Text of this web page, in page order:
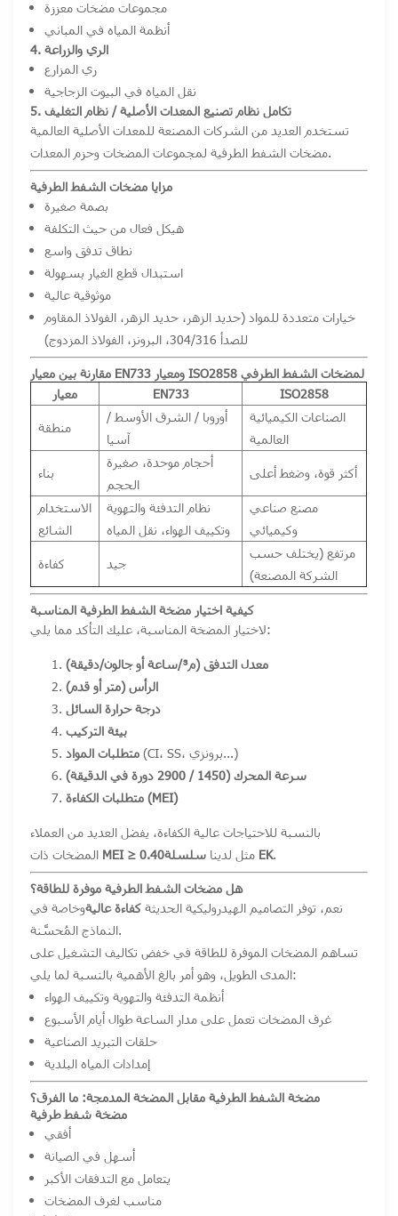
مجموعات مضخات معززة
أنظمة المياه في المباني
4. الري والزراعة
ري المزارع
نقل المياه في البيوت الزجاجية
5. تكامل نظام تصنيع المعدات الأصلية / نظام التغليف
تستخدم العديد من الشركات المصنعة للمعدات الأصلية العالمية
مضخات الشفط الطرفية لمجموعات المضخات وحزم المعدات.
مزايا مضخات الشفط الطرفية
بصمة صغيرة
هيكل فعال من حيث التكلفة
نطاق تدفق واسع
استبدال قطع الغيار بسهولة
موثوقية عالية
خيارات متعددة للمواد (حديد الزهر، حديد الزهر، الفولاذ المقاوم
للصدأ 304/316، البرونز، الفولاذ المزدوج)
مقارنة بين معيار EN733 ومعيار ISO2858 لمضخات الشفط الطرفي
معيار
EN733
ISO2858
منطقة
أوروبا / الشرق الأوسط /
آسيا
الصناعات الكيميائية
العالمية
بناء
أحجام موحدة، صغيرة
الحجم
أكثر قوة، وضغط أعلى
الاستخدام
الشائع
نظام التدفئة والتهوية
وتكييف الهواء، نقل المياه
مصنع صناعي
وكيميائي
كفاءة
جيد
مرتفع (يختلف حسب
الشركة المصنعة)
كيفية اختيار مضخة الشفط الطرفية المناسبة
لاختيار المضخة المناسبة، عليك التأكد مما يلي:
معدل التدفق (م³/ساعة أو جالون/دقيقة)
الرأس (متر أو قدم)
درجة حرارة السائل
بيئة التركيب
متطلبات المواد
(CI، SS، برونزي...)
سرعة المحرك (1450 / 2900 دورة في الدقيقة)
متطلبات الكفاءة (MEI)
بالنسبة للاحتياجات عالية الكفاءة، يفضل العديد من العملاء
MEI ≥ 0.40 مثل لدينا سلسلة EK.
هل مضخات الشفط الطرفية موفرة للطاقة؟
نعم، توفر التصاميم الهيدروليكية الحديثة كفاءة عاليةوخاصة في
النماذج المُحسَّنة.
تساهم المضخات الموفرة للطاقة في خفض تكاليف التشغيل على
المدى الطويل، وهو أمر بالغ الأهمية بالنسبة لما يلي:
أنظمة التدفئة والتهوية وتكييف الهواء
غرف المضخات تعمل على مدار الساعة طوال أيام الأسبوع
حلقات التبريد الصناعية
إمدادات المياه البلدية
مضخة الشفط الطرفية مقابل المضخة المدمجة: ما الفرق؟
مضخة شفط طرفية
أفقي
أسهل في الصيانة
يتعامل مع التدفقات الأكبر
مناسب لغرف المضخات